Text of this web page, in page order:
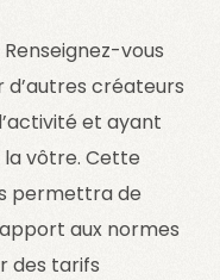
vous
créateurs
et ayant
la vôtre. Cette
permettra de
aux normes
des tarifs